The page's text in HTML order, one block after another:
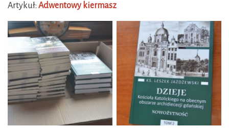
Artykuł: Adwentowy kiermasz